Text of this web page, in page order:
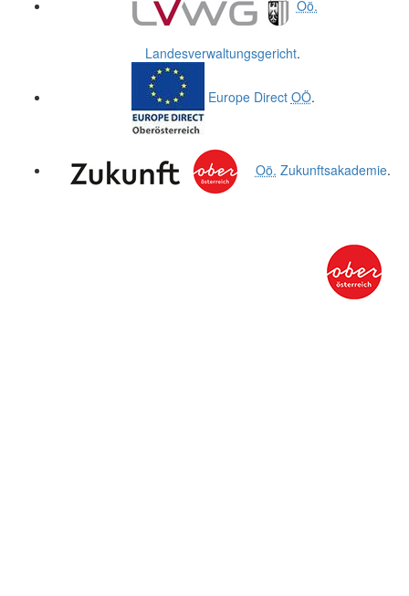
Oö.
Landesverwaltungsgericht.
Europe Direct OÖ.
Oö. Zukunftsakademie.